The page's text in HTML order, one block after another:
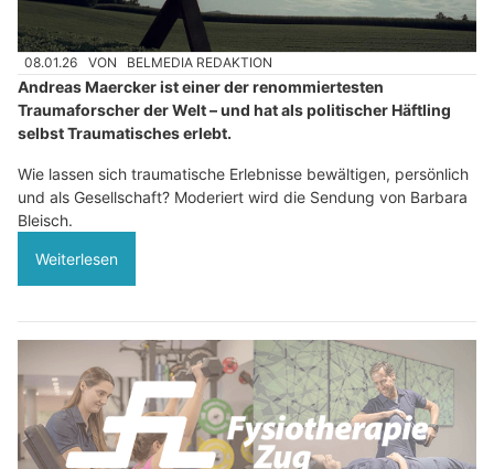
08.01.26 VON BELMEDIA REDAKTION
Andreas Maercker ist einer der renommiertesten
Traumaforscher der Welt – und hat als politischer Häftling
selbst Traumatisches erlebt.
Wie lassen sich traumatische Erlebnisse bewältigen, persönlich
und als Gesellschaft? Moderiert wird die Sendung von Barbara
Bleisch.
Weiterlesen